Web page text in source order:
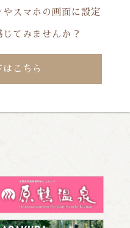
スマホの画面に設定
てみませんか？
はこちら